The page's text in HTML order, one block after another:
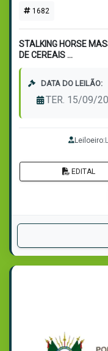
1682
STALKING HORSE
DE CEREAIS ...
DATA DO LEILÃO:
TER. 15/09/
Leiloeiro:
EDITAL